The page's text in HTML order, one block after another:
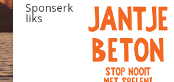
Sponserk
liks